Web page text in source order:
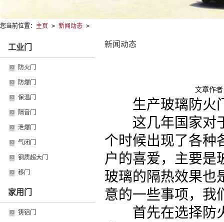
您当前位置： 主页 > 新闻动态 >
工业门
防火门
防爆门
保温门
隔音门
泄爆门
气闭门
钢质超大门
移门
家用门
铸铝门
新闻动态
文章作
生产玻璃防火
这几年国家对于
个时候出现了各种
户的喜爱，主要是
玻璃的隔热效果也
意的一些事项，我
首先在选择防火